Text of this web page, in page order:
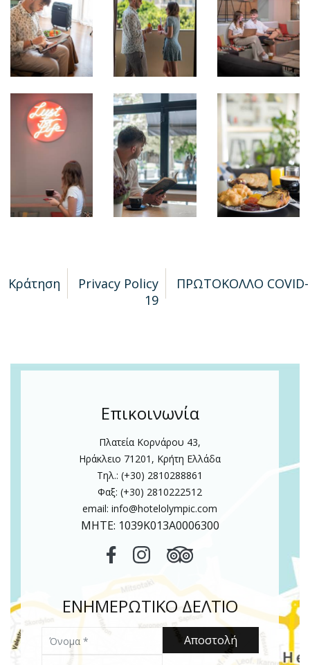
Κράτηση Privacy Policy
ΠΡΩΤΟΚΟΛΛΟ COVID-
19
Επικοινωνία
Πλατεία Κορνάρου 43,
Ηράκλειο 71201, Κρήτη Ελλάδα
Τηλ.: (+30) 2810288861
Φαξ: (+30) 2810222512
email:info@hotelolympic.com
MHTE: 1039Κ013Α0006300
ΕΝΗΜΕΡΩΤΙΚΟ ΔΕΛΤΙΟ
Αποστολή